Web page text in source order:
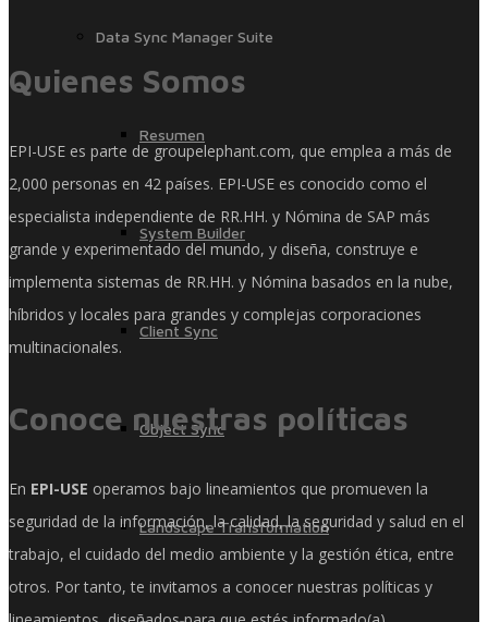
Data Sync Manager Suite
Resumen
System Builder
Client Sync
Object Sync
Landscape Transformation
Quienes Somos
EPI-USE es parte de groupelephant.com, que emplea a más de
2,000 personas en 42 países. EPI-USE es conocido como el
especialista independiente de RR.HH. y Nómina de SAP más
grande y experimentado del mundo, y diseña, construye e
implementa sistemas de RR.HH. y Nómina basados ​​en la nube,
híbridos y locales para grandes y complejas corporaciones
multinacionales.
Conoce nuestras políticas
En EPI-USE operamos bajo lineamientos que promueven la
seguridad de la información, la calidad, la seguridad y salud en el
trabajo, el cuidado del medio ambiente y la gestión ética, entre
otros. Por tanto, te invitamos a conocer nuestras políticas y